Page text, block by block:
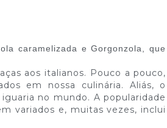
caramelizada e Gorgonzola, que
aos italianos. Pouco a pouco,
em nossa culinária. Aliás, o
no mundo. A popularidade
variados e, muitas vezes, inclui